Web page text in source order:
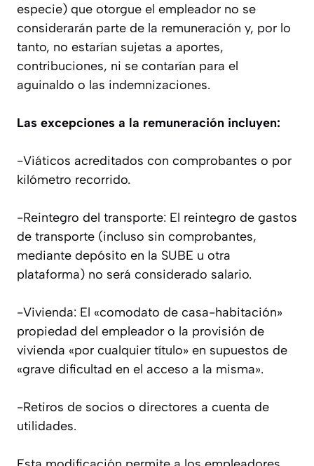
especie) que otorgue el empleador no se
considerarán parte de la remuneración y, por lo
tanto, no estarían sujetas a aportes,
contribuciones, ni se contarían para el
aguinaldo o las indemnizaciones.
Las excepciones a la remuneración incluyen:
-Viáticos acreditados con comprobantes o por
kilómetro recorrido.
-Reintegro del transporte: El reintegro de gastos
de transporte (incluso sin comprobantes,
mediante depósito en la SUBE u otra
plataforma) no será considerado salario.
-Vivienda: El «comodato de casa-habitación»
propiedad del empleador o la provisión de
vivienda «por cualquier título» en supuestos de
«grave dificultad en el acceso a la misma».
-Retiros de socios o directores a cuenta de
utilidades.